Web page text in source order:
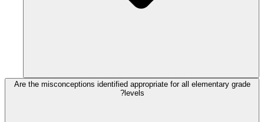
Are the misconceptions identified appropriate for all elementary grade
levels?